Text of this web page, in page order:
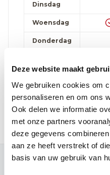
Deze website maakt
We gebruiken cookies om
personaliseren en om ons
Ook delen we informatie
met onze partners
deze gegevens
aan ze heeft verstrekt of
basis van uw gebruik van
Dinsdag
Woensdag
Donderdag